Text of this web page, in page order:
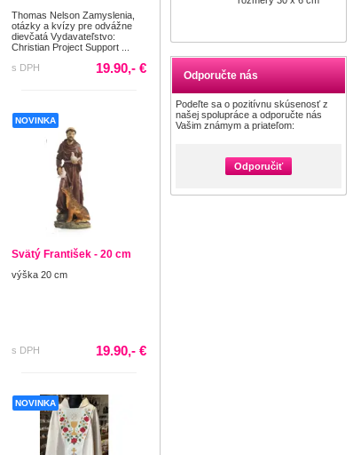
Odporučte nás
Podeľte sa o pozitívnu skúsenosť z
našej spolupráce a odporučte nás
Vašim známym a priateľom:
Odporučiť
Thomas Nelson Zamyslenia,
otázky a kvízy pre odvážne
dievčatá Vydavateľstvo:
Christian Project Support ...
s DPH
19.90,- €
NOVINKA
Svätý František - 20 cm
výška 20 cm
s DPH 19.90,- €
NOVINKA